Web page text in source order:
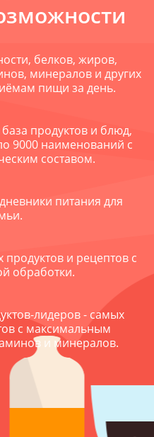
белков, жиров,
минералов и других
пищи за день.
продуктов и блюд,
9000 наименований с
составом.
питания для
и рецептов с
обработки.
лидеров - самых
с максимальным
и минералов.